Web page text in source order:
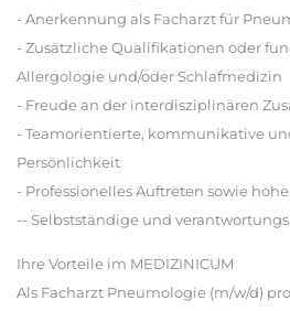
- Anerkennung als Facharzt für
- Zusätzliche Qualifikationen oder
Allergologie und/oder Schlafmedizin
- Freude an der interdisziplinären
- Teamorientierte, kommunikative
Persönlichkeit
- Professionelles Auftreten sowie
-- Selbstständige und
Ihre Vorteile im MEDIZINICUM
Als Facharzt Pneumologie (m/w/d)